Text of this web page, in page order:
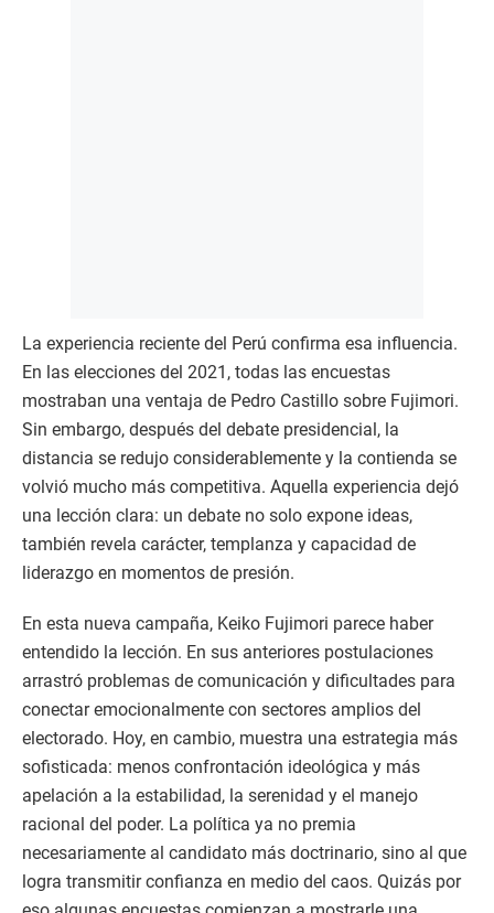
La experiencia reciente del Perú confirma esa influencia.
En las elecciones del 2021, todas las encuestas
mostraban una ventaja de Pedro Castillo sobre Fujimori.
Sin embargo, después del debate presidencial, la
distancia se redujo considerablemente y la contienda se
volvió mucho más competitiva. Aquella experiencia dejó
una lección clara: un debate no solo expone ideas,
también revela carácter, templanza y capacidad de
liderazgo en momentos de presión.
En esta nueva campaña, Keiko Fujimori parece haber
entendido la lección. En sus anteriores postulaciones
arrastró problemas de comunicación y dificultades para
conectar emocionalmente con sectores amplios del
electorado. Hoy, en cambio, muestra una estrategia más
sofisticada: menos confrontación ideológica y más
apelación a la estabilidad, la serenidad y el manejo
racional del poder. La política ya no premia
necesariamente al candidato más doctrinario, sino al que
logra transmitir confianza en medio del caos. Quizás por